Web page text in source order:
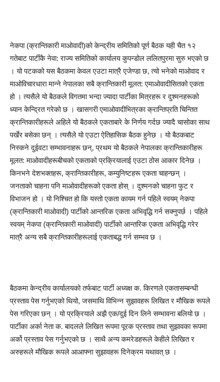
नेकपा (क्रान्तिकारी माओवादी)को केन्द्रीय समितिको पूर्ण बैठक यही चैत १२
गतेबाट पार्टीकै नेवा: राज्य समितिको कार्यालय कुपन्डोल ललितपुरमा सुरु भएको छ
। यो पटकको यस बैठकमा केवल एउटा मात्रै एजेण्डा छ, त्यो भनेको माओवाद र
माओविचारधारा मान्ने नेपालका सबै क्रान्तिकारी मूलत: एमाओवादीसितको एकता
हो । त्यसैले यो बैठकले विगतमा भन्दा ज्यादा पार्टीका मित्रहरू र दुश्मनहरूको
ध्यान केन्द्रित गरेको छ । खासगरी एमाओवादीभित्रका क्रान्तिप्रति चिन्तित
क्रान्तिकारीहरूले अहिले यो बैठकले एकताबारे के निर्णय गर्दछ ज्यादै चासोका साथ
पर्खेर बसेका छन् । त्यसैले यो एउटा ऐतिहासिक बैठक हुनेछ । यो बैठकबाट
निस्कने दुईवटा सम्भावनाहरू छन्, प्रथम यो बैठकले नेपालका क्रान्तिकारीहरू
मूलत: माओवादीहरूबीचको एकताको प्रक्रियालाई एउटा ठोस आकार दिनेछ ।
किनभने देशभक्तहरू, क्रान्तिकारीहरू, कम्युनिष्टहरू एकता चाहन्छन् ।
जनताको चाहना पनि माओवादीहरूको एकता होस् । दुश्मनको चाहना फुट र
विभाजन हो । यो निश्चित हो कि यस्तो एकता कायम गर्न पहिले स्वयम् नेकपा
(क्रान्तिकारी माओवादी) पार्टीको आन्तरिक एकता अभिवृद्धि गर्न सक्नुपर्छ । पहिले
स्वयम् नेकपा (क्रान्तिकारी माओवादी) पार्टीको आन्तरिक एकता अभिवृद्धि गरेर
मात्रै अन्य सबै क्रान्तिकारीहरूलाई एकताबद्ध गर्न सम्भव छ ।
बैठकमा केन्द्रीय कार्यालयको तर्फबाट पार्टी अध्यक्ष क. किरणले एकतासम्बन्धी
प्रस्ताव पेस गर्नुभएको थियो, जसमाथि विभिन्न सुझावहरू लिखित र मौखिक रूपले
पेस गरिएका छन् । यो प्रक्रियाले अझै एक/दुई दिन लिने सम्भावना बलियो छ ।
पार्टीका अर्का नेता क. बादलले लिखित रूपमा पूरक प्रस्ताव तथा सुझावका रूपमा
अर्को प्रस्ताव पेस गर्नुभएको छ । साथै अन्य कमरेडहरूले केहीले लिखित र
अरुहरूले मौखिक रूपले आआफ्ना सुझावहरू दिनेक्रम यथावत् छ ।